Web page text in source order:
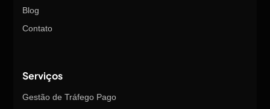
Blog
Contato
Serviços
Gestão de Tráfego Pago